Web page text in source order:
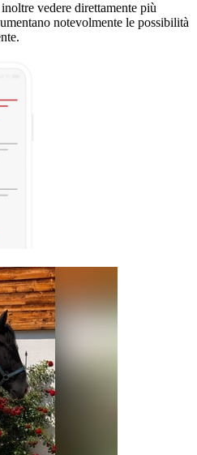
vedere direttamente più
notevolmente le possibilità